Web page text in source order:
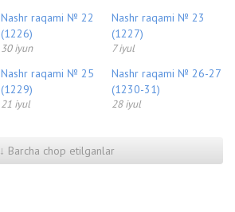
Nashr raqami № 22
(1226)
30 iyun
Nashr raqami № 23
(1227)
7 iyul
Nashr raqami № 25
(1229)
21 iyul
Nashr raqami № 26-27
(1230-31)
28 iyul
↓ Barcha chop etilganlar